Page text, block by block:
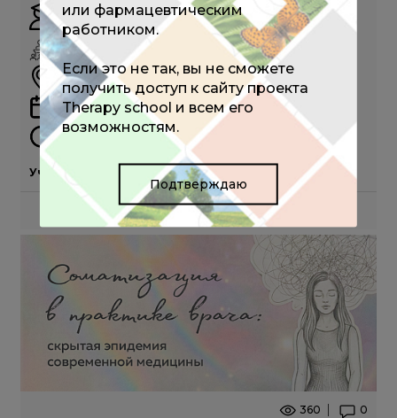
Зароченцева Н.В.
ОЧНО
г. Москва
12 сентября 2026
10:00 - 18:00 (мск)
Участие бесплатное
ПОДРОБНЕЕ
360 0
или фармацевтическим
работником.
Если это не так, вы не сможете
получить доступ к сайту проекта
Therapy school и всем его
возможностям.
Подтверждаю